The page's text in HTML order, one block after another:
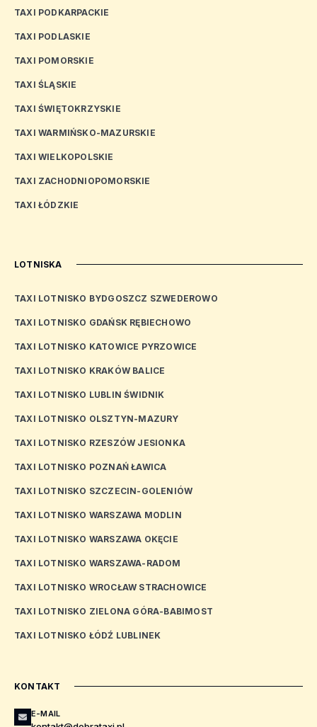
TAXI PODKARPACKIE
TAXI PODLASKIE
TAXI POMORSKIE
TAXI ŚLĄSKIE
TAXI ŚWIĘTOKRZYSKIE
TAXI WARMIŃSKO-MAZURSKIE
TAXI WIELKOPOLSKIE
TAXI ZACHODNIOPOMORSKIE
TAXI ŁÓDZKIE
LOTNISKA
TAXI LOTNISKO BYDGOSZCZ SZWEDEROWO
TAXI LOTNISKO GDAŃSK RĘBIECHOWO
TAXI LOTNISKO KATOWICE PYRZOWICE
TAXI LOTNISKO KRAKÓW BALICE
TAXI LOTNISKO LUBLIN ŚWIDNIK
TAXI LOTNISKO OLSZTYN-MAZURY
TAXI LOTNISKO RZESZÓW JESIONKA
TAXI LOTNISKO POZNAŃ ŁAWICA
TAXI LOTNISKO SZCZECIN-GOLENIÓW
TAXI LOTNISKO WARSZAWA MODLIN
TAXI LOTNISKO WARSZAWA OKĘCIE
TAXI LOTNISKO WARSZAWA-RADOM
TAXI LOTNISKO WROCŁAW STRACHOWICE
TAXI LOTNISKO ZIELONA GÓRA-BABIMOST
TAXI LOTNISKO ŁÓDŹ LUBLINEK
KONTAKT
E-MAIL